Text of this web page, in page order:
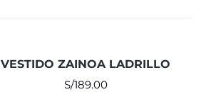
VESTIDO ZAINOA LADRILLO
S/189.00